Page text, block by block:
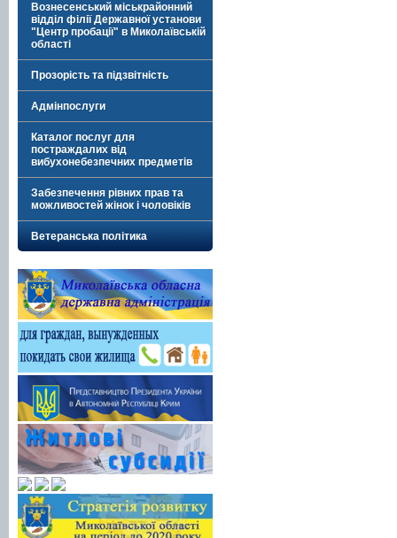
Вознесенський міськрайонний
відділ філії Державної установи
"Центр пробації" в Миколаївській
області
Прозорість та підзвітність
Адмінпослуги
Каталог послуг для
постраждалих від
вибухонебезпечних предметів
Забезпечення рівних прав та
можливостей жінок і чоловіків
Ветеранська політика